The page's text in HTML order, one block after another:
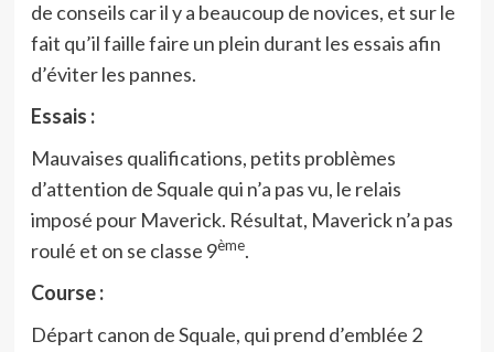
de conseils car il y a beaucoup de novices, et sur le
fait qu’il faille faire un plein durant les essais afin
d’éviter les pannes.
Essais :
Mauvaises qualifications, petits problèmes
d’attention de Squale qui n’a pas vu, le relais
imposé pour Maverick. Résultat, Maverick n’a pas
roulé et on se classe 9ème.
Course :
Départ canon de Squale, qui prend d’emblée 2